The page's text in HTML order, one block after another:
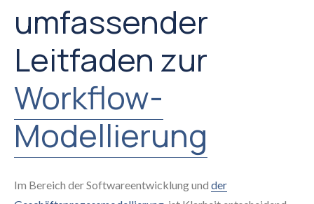
umfassender
Leitfaden zur
Workflow-
Modellierung
Im Bereich der Softwareentwicklung und der